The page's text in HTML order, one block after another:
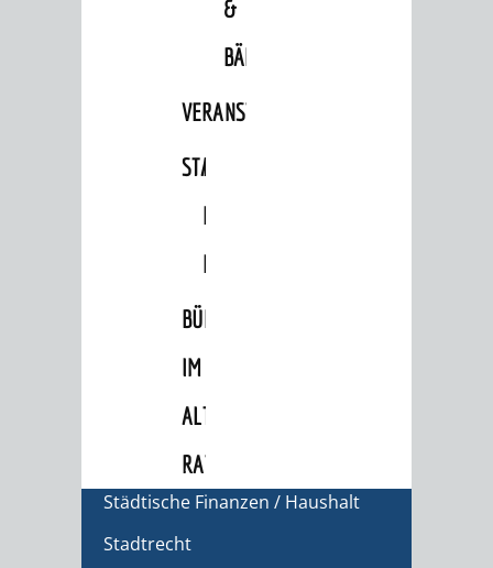
&
BÄDER
VERANSTALTUNGSRÄUME
STADTHALLE
ROLF-
ENGELBRECHT-
HAUS
BÜRGERSAAL
IM
ALTEN
RATHAUS
Ausschüsse und Beiräte
Jugendgemeinderat
Abgeordnete
Amtliche Bekanntmachungen
Ausschreibungen
Wahlen / Abstimmungen
Städtische Finanzen / Haushalt
Stadtrecht